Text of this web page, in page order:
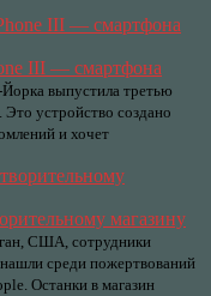
III — смартфона
выпустила третью
устройство создано
и хочет
магазину
США, сотрудники
среди пожертвований
Останки в магазин